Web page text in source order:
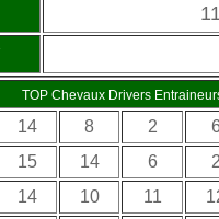
TOP Chevaux Drivers
14 8 2
15 14 6
14 10 11